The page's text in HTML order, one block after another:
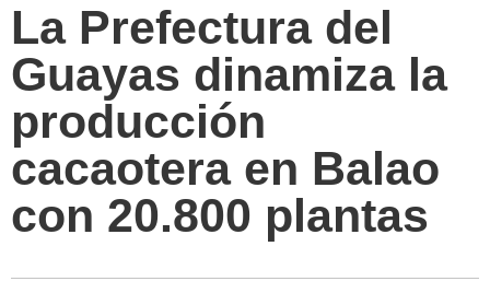
La Prefectura del
Guayas dinamiza la
producción
cacaotera en Balao
con 20.800 plantas